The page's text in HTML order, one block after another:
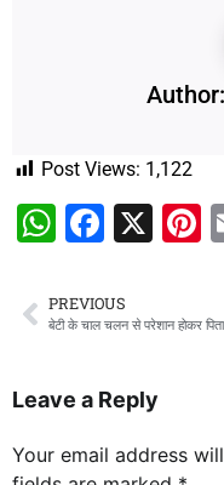
Author:
Post Views: 1,122
X
PREVIOUS
Leave a Reply
Your email address